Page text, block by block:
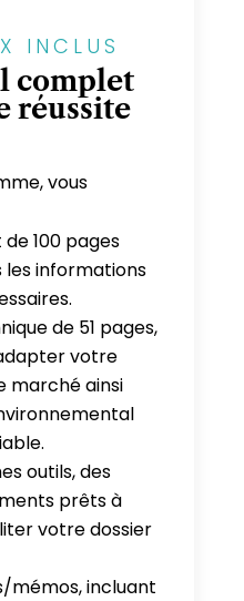
INCLUS
complet
réussite
vous
100 pages
informations
de 51 pages,
votre
marché ainsi
outils, des
prêts à
votre dossier
mémos, incluant